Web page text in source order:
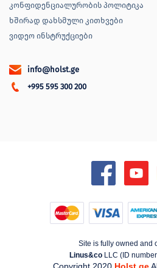
კონფიდენციალურობის პოლიტიკა
ხშირად დახსმული კითხვები
ვიდეო ინსტრუქციები
info@holst.ge
+995 595 300 200
Site is fully owned and
Linus&co LLC (ID